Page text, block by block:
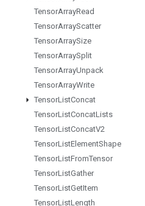
TensorArrayRead
TensorArrayScatter
TensorArraySize
TensorArraySplit
TensorArrayUnpack
TensorArrayWrite
TensorListConcat
TensorListConcatLists
TensorListConcatV2
TensorListElementShape
TensorListFromTensor
TensorListGather
TensorListGetItem
TensorListLength